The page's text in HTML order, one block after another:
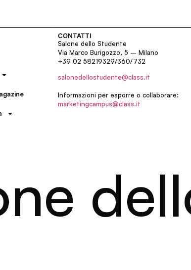
CONTATTI
Salone dello Studente
Via Marco Burigozzo, 5 – Milano
+39 02 58219329/360/732
salonedellostudente@class.it
Informazioni per esporre o collaborare:
marketingcampus@class.it